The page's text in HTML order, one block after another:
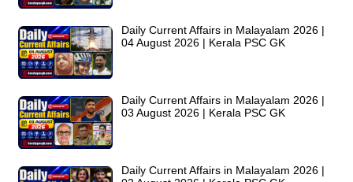
Daily Current Affairs in Malayalam 2026 |
04 August 2026 | Kerala PSC GK
Daily Current Affairs in Malayalam 2026 |
03 August 2026 | Kerala PSC GK
Daily Current Affairs in Malayalam 2026 |